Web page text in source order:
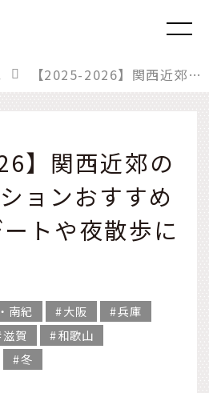
【2025-2026】関西近郊のイルミネーションおすすめ10選！冬デートや夜散歩にも
】関西近郊の
ョンおすすめ
トや夜散歩に
南紀 大阪
兵庫
滋賀
和歌山
冬